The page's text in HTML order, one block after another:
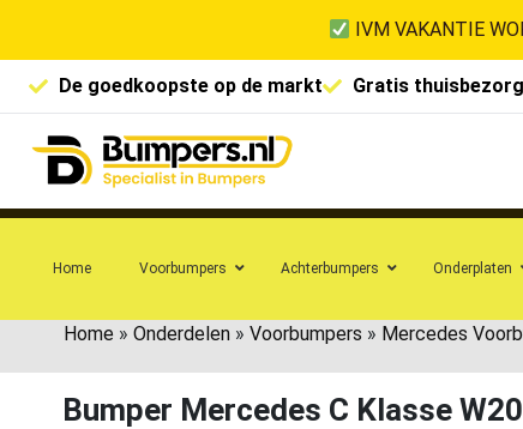
IVM VAKANTIE
De goedkoopste op de markt Gratis
Home Voorbumpers Achterbumpers Onderplaten
Home » Onderdelen » Voorbumpers » Mercedes
Bumper Mercedes C Klasse